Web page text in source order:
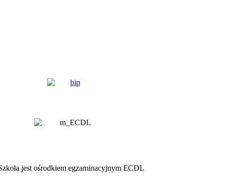
jest ośrodkiem egzaminacyjnym ECDL